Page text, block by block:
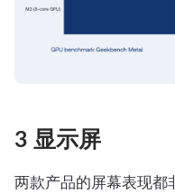
3 显示屏
两款产品的屏幕表现都